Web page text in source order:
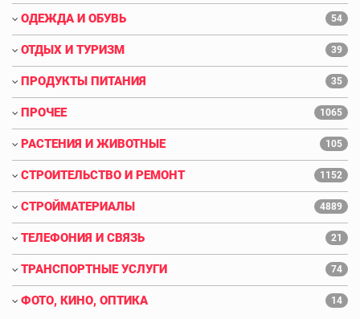
ОДЕЖДА И ОБУВЬ 54
ОТДЫХ И ТУРИЗМ 39
ПРОДУКТЫ ПИТАНИЯ 35
ПРОЧЕЕ 1065
РАСТЕНИЯ И ЖИВОТНЫЕ 105
СТРОИТЕЛЬСТВО И РЕМОНТ 1152
СТРОЙМАТЕРИАЛЫ 4889
ТЕЛЕФОНИЯ И СВЯЗЬ 21
ТРАНСПОРТНЫЕ УСЛУГИ 74
ФОТО, КИНО, ОПТИКА 14